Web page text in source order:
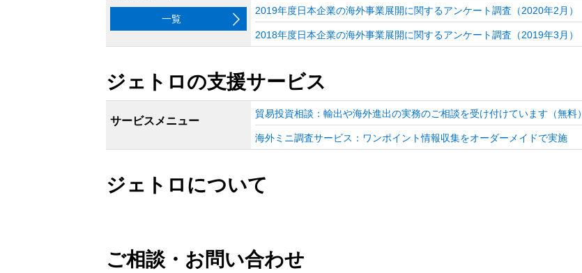
一覧
2019年度日本企業の海外事業展開に関するアンケート調査（2020年2月）
2018年度日本企業の海外事業展開に関するアンケート調査（2019年3月）
ジェトロの支援サービス
サービスメニュー
貿易投資相談：輸出や海外進出の実務のご相談を受け付けています（無料）
海外ミニ調査サービス：ワンポイント情報収集をオーダーメイドで実施
ジェトロについて
ご相談・お問い合わせ